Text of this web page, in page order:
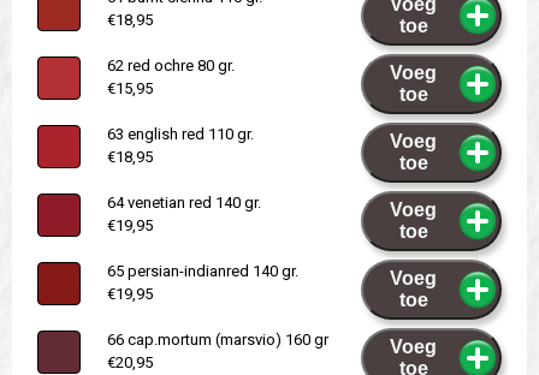
€18,95
toe
62 red ochre 80 gr.
€15,95
Voeg
toe
63 english red 110 gr.
€18,95
Voeg
toe
64 venetian red 140 gr.
€19,95
Voeg
toe
65 persian-indianred 140 gr.
€19,95
Voeg
toe
66 cap.mortum (marsvio) 160 gr
€20,95
Voeg
toe